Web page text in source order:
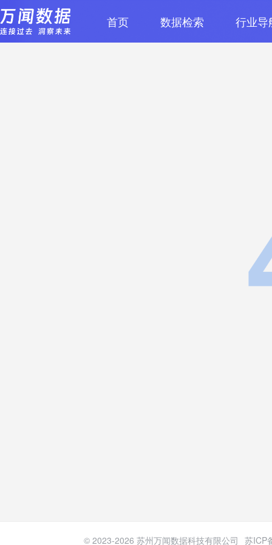
首页 数据检索 行业导
© 2023-2026 苏州万闻数据科技有限公司 苏ICP